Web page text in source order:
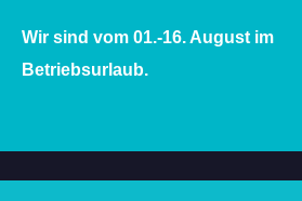
Wir sind vom 01.-16. August im
Betriebsurlaub.